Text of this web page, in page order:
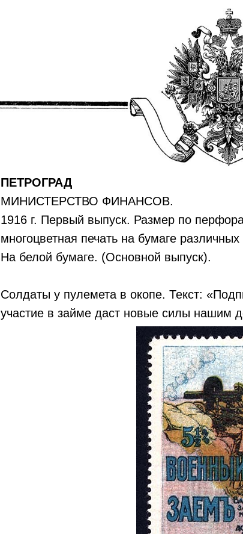
ПЕТРОГРАД
МИНИСТЕРСТВО ФИНАНСОВ.
1916 г. Первый выпуск. Размер по
многоцветная печать на бумаге
На белой бумаге. (Основной выпуск).
Солдаты у пулемета в окопе. Текст:
участие в займе даст новые силы нашим